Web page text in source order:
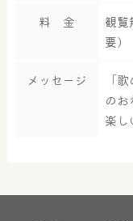
大浴場
料 金
観覧
要）
メッセージ
「
の
楽し